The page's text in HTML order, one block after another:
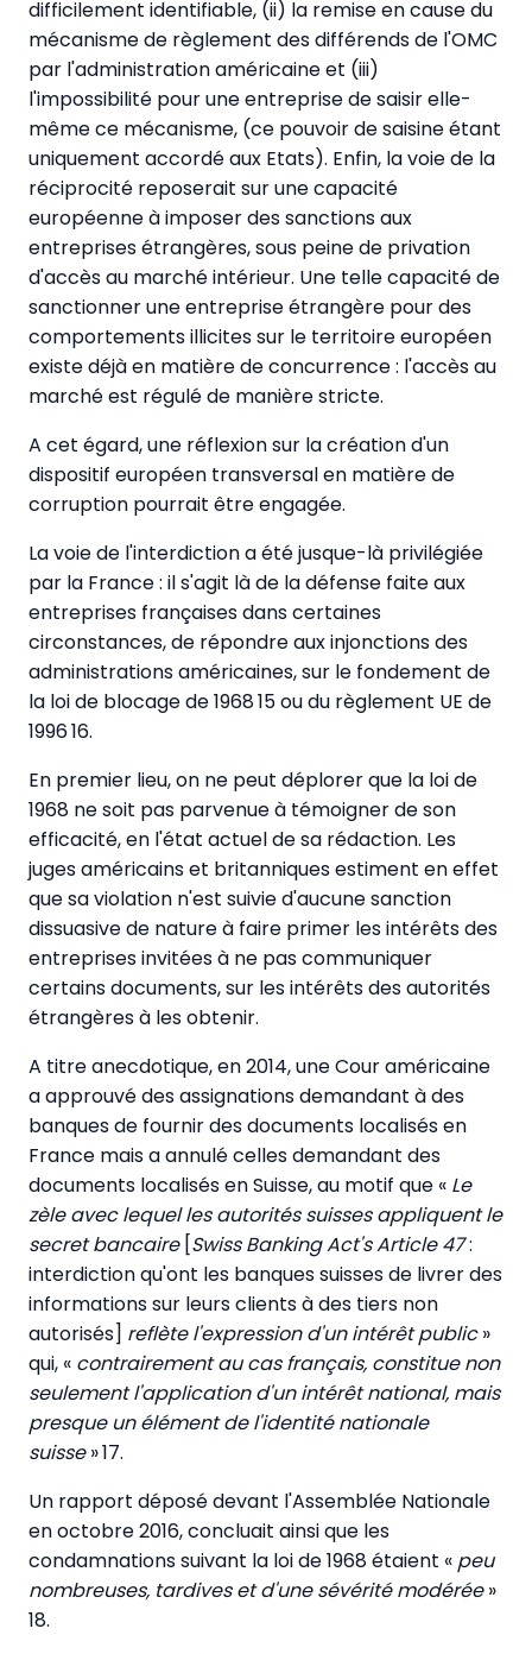
difficilement identifiable, (ii) la remise en cause du
mécanisme de règlement des différends de l'OMC
par l'administration américaine et (iii)
l'impossibilité pour une entreprise de saisir elle-
même ce mécanisme, (ce pouvoir de saisine étant
uniquement accordé aux Etats). Enfin, la voie de la
réciprocité reposerait sur une capacité
européenne à imposer des sanctions aux
entreprises étrangères, sous peine de privation
d'accès au marché intérieur. Une telle capacité de
sanctionner une entreprise étrangère pour des
comportements illicites sur le territoire européen
existe déjà en matière de concurrence : l'accès au
marché est régulé de manière stricte.
A cet égard, une réflexion sur la création d'un
dispositif européen transversal en matière de
corruption pourrait être engagée.
La voie de l'interdiction a été jusque-là privilégiée
par la France : il s'agit là de la défense faite aux
entreprises françaises dans certaines
circonstances, de répondre aux injonctions des
administrations américaines, sur le fondement de
la loi de blocage de 1968 15 ou du règlement UE de
1996 16.
En premier lieu, on ne peut déplorer que la loi de
1968 ne soit pas parvenue à témoigner de son
efficacité, en l'état actuel de sa rédaction. Les
juges américains et britanniques estiment en effet
que sa violation n'est suivie d'aucune sanction
dissuasive de nature à faire primer les intérêts des
entreprises invitées à ne pas communiquer
certains documents, sur les intérêts des autorités
étrangères à les obtenir.
A titre anecdotique, en 2014, une Cour américaine
a approuvé des assignations demandant à des
banques de fournir des documents localisés en
France mais a annulé celles demandant des
documents localisés en Suisse, au motif que « Le
zèle avec lequel les autorités suisses appliquent le
secret bancaire[Swiss Banking Act's Article 47:
interdiction qu'ont les banques suisses de livrer des
informations sur leurs clients à des tiers non
autorisés] reflète l'expression d'un intérêt public»
qui, « contrairement au cas français, constitue non
seulement l'application d'un intérêt national, mais
presque un élément de l'identité nationale
suisse» 17.
Un rapport déposé devant l'Assemblée Nationale
en octobre 2016, concluait ainsi que les
condamnations suivant la loi de 1968 étaient « peu
nombreuses, tardives et d'une sévérité modérée»
18.